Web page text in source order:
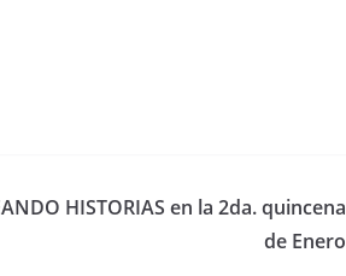
HISTORIAS en la 2da. quincena
de Enero